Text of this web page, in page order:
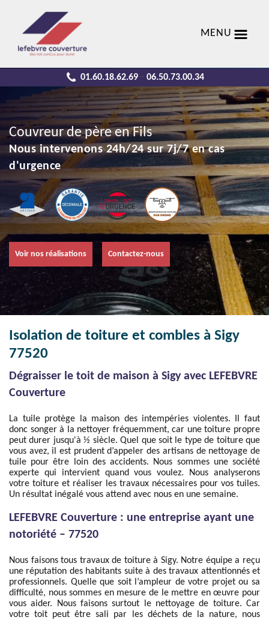
MENU
01.60.18.62.69 - 06.50.73.00.34
Couvreur de père en Fils
Nous intervenons 24h/24 sur 7j/7 en cas
d'urgence
Voir nos réalisations Contactez-nous
Isolation de toiture et combles à Sigy
77520
Dégraisser le toit de maison à Sigy avec LEFEBVRE
Couverture
La tuile protège la maison des intempéries violentes. Il faut
donc songer à la nettoyer fréquemment, car une toiture propre
peut durer jusqu'à ½ siècle. Quel que soit le type de toiture que
vous avez, il est prudent d’appeler des artisans de nettoyage de
tuile pour être loin des accidents. Nous sommes une société
experte qui intervient quand vous voulez. Nous analyserons
votre toiture et réaliser les travaux nécessaires pour vos tuiles.
Un résultat inégalé vous attend avec nous en une semaine.
LEFEBVRE Couverture : une entreprise ayant une
notoriété – 77520
Nous faisons tous travaux de toiture à Sigy. Notre équipe a reçu
une réputation des habitants suite à des travaux attentionnés et
professionnels. Quelle que soit l’ampleur de votre projet ou sa
difficulté, nous sommes en mesure de le mettre en œuvre pour
vous aider. Nous faisons surtout le nettoyage de toiture. Car
votre toit peut être sali par les déchets de la nature, nous